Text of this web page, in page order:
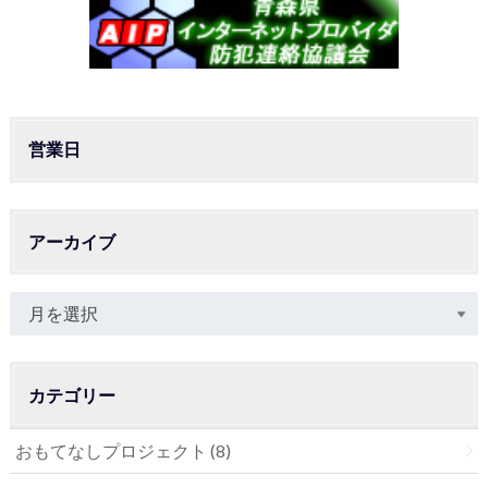
営業日
アーカイブ
カテゴリー
おもてなしプロジェクト (8)